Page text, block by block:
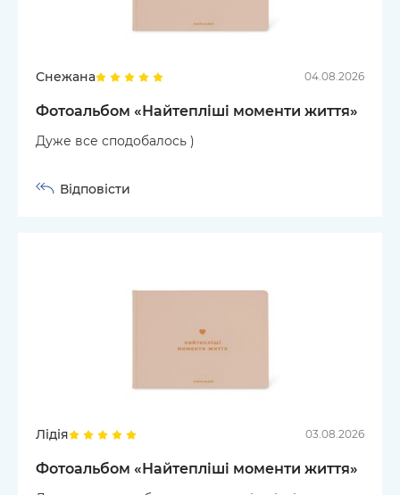
Снежана 04.08.2026
Фотоальбом «Найтепліші моменти життя»
Дуже все сподобалось )
Відповісти
Лідія 03.08.2026
Фотоальбом «Найтепліші моменти життя»